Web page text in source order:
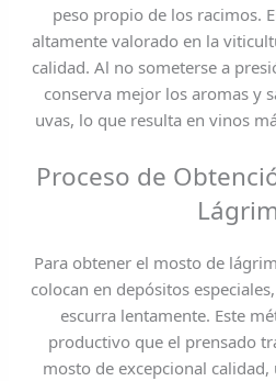
peso propio de los racimos.
altamente valorado en la
calidad. Al no someterse a
conserva mejor los aromas y
uvas, lo que resulta en vinos
Proceso de
Para obtener el mosto de
colocan en depósitos
escurra lentamente. Este
productivo que el prensado
mosto de excepcional